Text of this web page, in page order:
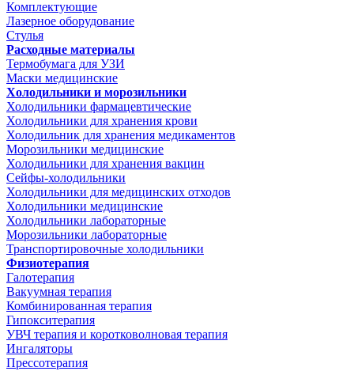
Комплектующие
Лазерное оборудование
Стулья
Расходные материалы
Термобумага для УЗИ
Маски медицинские
Холодильники и морозильники
Холодильники фармацевтические
Холодильники для хранения крови
Холодильник для хранения медикаментов
Морозильники медицинские
Холодильники для хранения вакцин
Сейфы-холодильники
Холодильники для медицинских отходов
Холодильники медицинские
Холодильники лабораторные
Морозильники лабораторные
Транспортировочные холодильники
Физиотерапия
Галотерапия
Вакуумная терапия
Комбинированная терапия
Гипокситерапия
УВЧ терапия и коротковолновая терапия
Ингаляторы
Прессотерапия